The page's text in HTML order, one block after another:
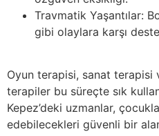
Travmatik Yaşantılar:
gibi olaylara karşı
Oyun terapisi, sanat terapisi
terapiler bu süreçte sık
Kepez’deki uzmanlar,
edebilecekleri güvenli bir